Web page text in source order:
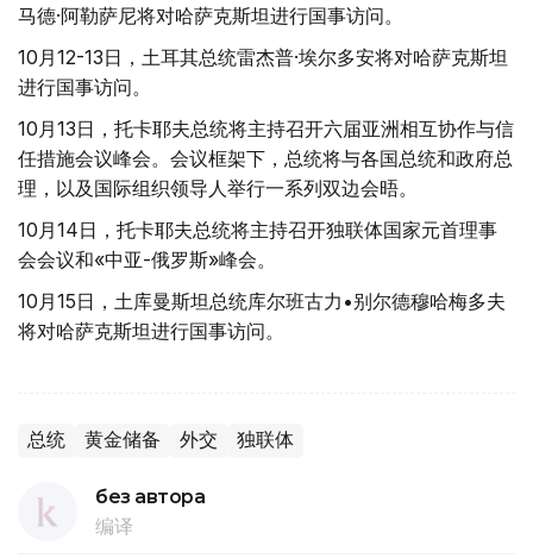
马德·阿勒萨尼将对哈萨克斯坦进行国事访问。
10月12-13日，土耳其总统雷杰普·埃尔多安将对哈萨克斯坦
进行国事访问。
10月13日，托卡耶夫总统将主持召开六届亚洲相互协作与信
任措施会议峰会。会议框架下，总统将与各国总统和政府总
理，以及国际组织领导人举行一系列双边会晤。
10月14日，托卡耶夫总统将主持召开独联体国家元首理事
会会议和«中亚-俄罗斯»峰会。
10月15日，土库曼斯坦总统库尔班古力•别尔德穆哈梅多夫
将对哈萨克斯坦进行国事访问。
总统 黄金储备 外交 独联体
без автора
编译